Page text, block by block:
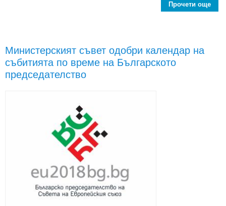
Прочети още
Министерският съвет одобри календар на
събитията по време на Българското
председателство